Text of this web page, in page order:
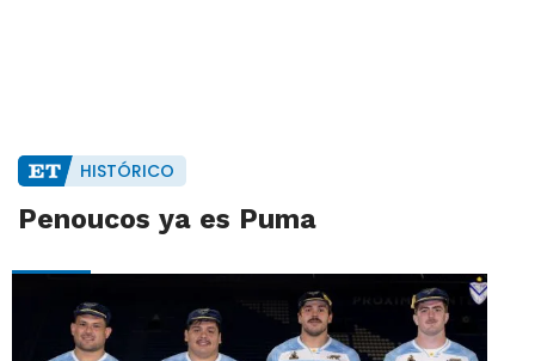
HISTÓRICO
Penoucos ya es Puma